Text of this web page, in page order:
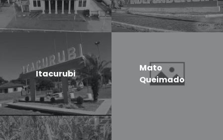
Itacurubi
Mato
Queimado